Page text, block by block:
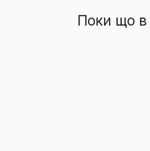
Поки що в